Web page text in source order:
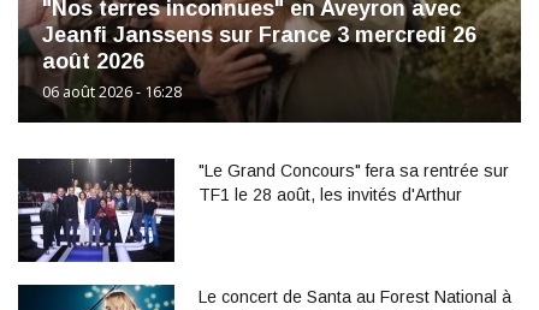
"Nos terres inconnues" en Aveyron avec
Jeanfi Janssens sur France 3 mercredi 26
août 2026
06 août 2026 - 16:28
"Le Grand Concours" fera sa rentrée sur
TF1 le 28 août, les invités d'Arthur
Le concert de Santa au Forest National à